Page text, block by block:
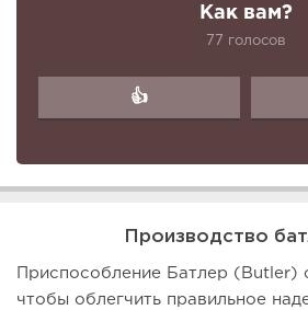
Как вам?
77 голосов
👍
Производство
Приспособление Батлер (Butler)
чтобы облегчить правильное